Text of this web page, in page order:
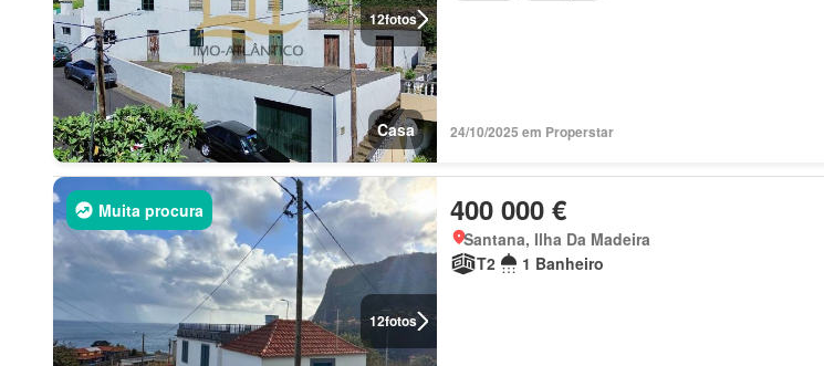
12fotos
Casa 24/10/2025 em Properstar
12fotos
Muita procura 400 000 €
Santana, Ilha Da Madeira
T2
1 Banheiro